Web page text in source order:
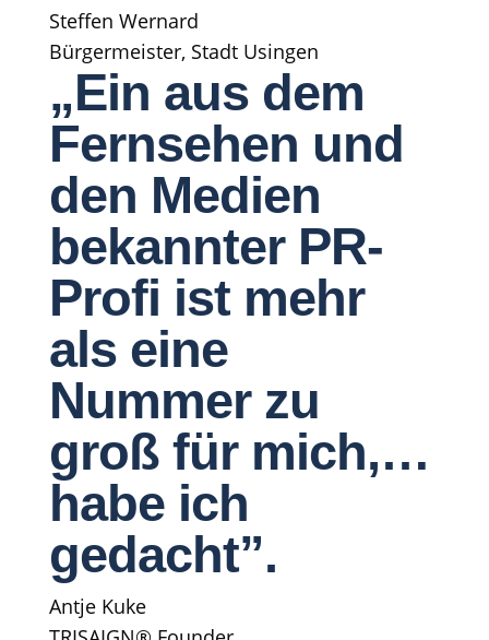
Steffen Wernard
Bürgermeister, Stadt Usingen
„Ein aus dem
Fernsehen und
den Medien
bekannter PR-
Profi ist mehr
als eine
Nummer zu
groß für mich,…
habe ich
gedacht”.
Antje Kuke